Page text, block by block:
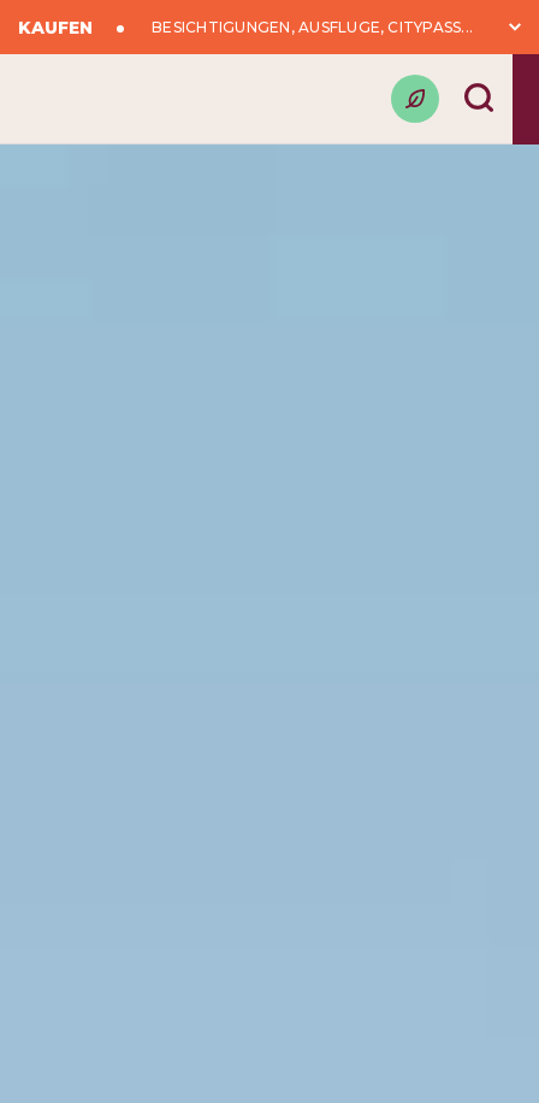
KAUFEN BESICHTIGUNGEN, AUSFLÜGE, CITYPASS...